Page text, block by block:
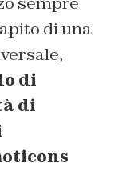
di una
di
di